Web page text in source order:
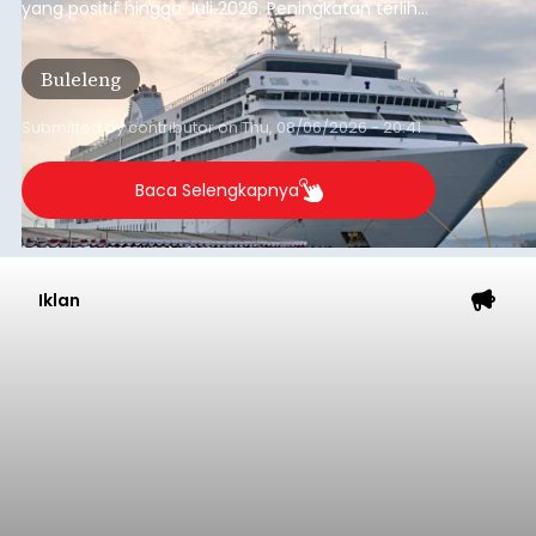
yang positif hingga Juli 2026. Peningkatan terlihat
dari arus kapal yang mencapai 1,48 juta Gross
Tonnage (GT), atau tumbuh 12,4 persen
dibandingkan periode yang sama tahun lalu
yang tercatat sebesar 1,32 juta GT.
Buleleng
Submitted bycontributoronThu, 08/06/2026 - 20:41
Baca Selengkapnya
Iklan